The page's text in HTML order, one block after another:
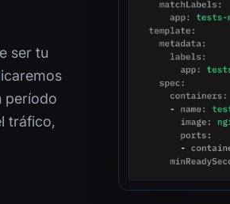
ser tu
período
tráfico,